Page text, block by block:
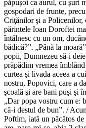
păpuşoi ca aurul, cu şuri
gospodari de frunte,
Criţănilor şi a Policenilor,
părintele Ioan Doroftei
întâlnesc cu un om,
bădică?”. „Până la
popii, Dumnezeu să-i
prăpădim vremea
curtea şi livada aceea a
nostru, Popovici, care a
şcoală şi are bani puşi şi
„Dar popa vostru cum e:
că-i destul de bun”. /
Poftim, iată un păcătos